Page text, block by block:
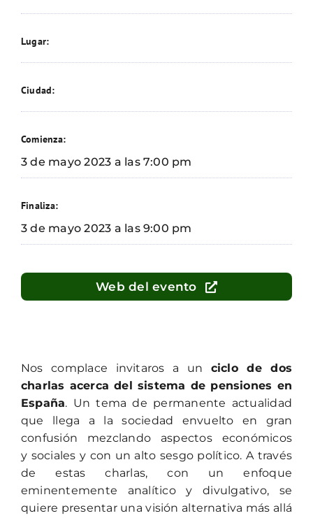
Lugar:
Ciudad:
Comienza:
3 de mayo 2023 a las 7:00 pm
Finaliza:
3 de mayo 2023 a las 9:00 pm
Web del evento
Nos complace invitaros a un ciclo de dos
charlas acerca del sistema de pensiones en
España. Un tema de permanente actualidad
que llega a la sociedad envuelto en gran
confusión mezclando aspectos económicos
y sociales y con un alto sesgo político. A través
de estas charlas, con un enfoque
eminentemente analítico y divulgativo, se
quiere presentar una visión alternativa más allá